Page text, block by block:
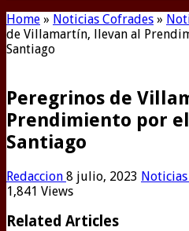
Home » Noticias Cofrades »
de Villamartín, llevan al
Santiago
Peregrinos de
Prendimiento por
Santiago
Redaccion 8 julio, 2023 Noticias
1,841 Views
Related Articles